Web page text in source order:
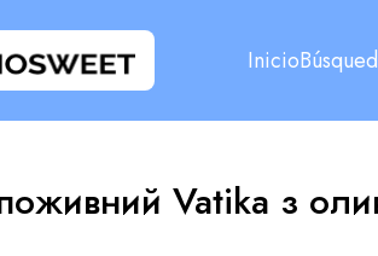
Inicio
Vatika з